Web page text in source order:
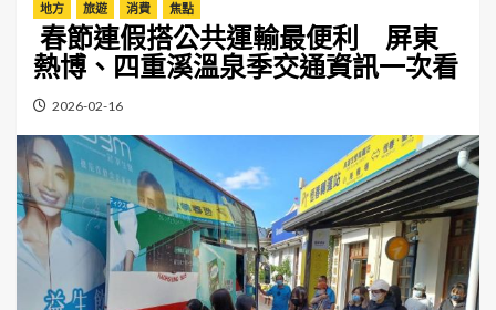
地方 旅遊 消費 焦點
春節連假搭公共運輸最便利 屏東
熱博、四重溪溫泉季交通資訊一次看
2026-02-16